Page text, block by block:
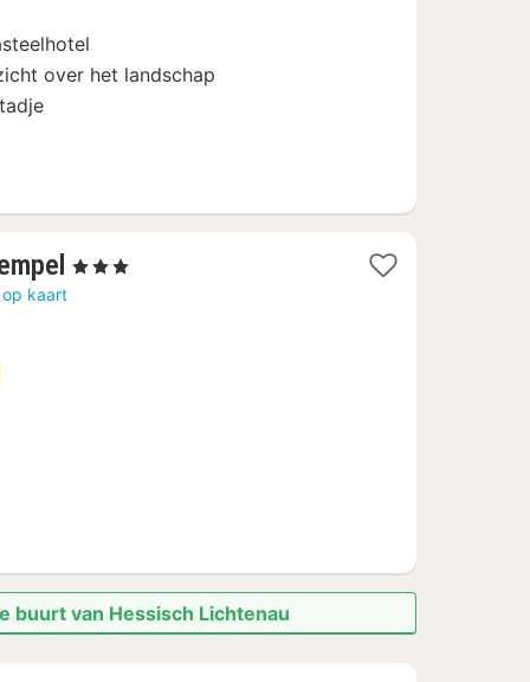
over het landschap
1
, 3 Sterren
op kaart
buurt van Hessisch Lichtenau